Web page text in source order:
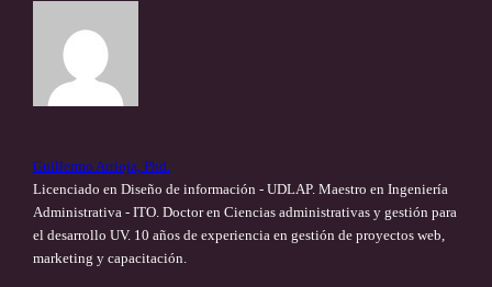
Guillermo Arrioja, Phd.
Licenciado en Diseño de información - UDLAP. Maestro en Ingeniería
Administrativa - ITO. Doctor en Ciencias administrativas y gestión para
el desarrollo UV. 10 años de experiencia en gestión de proyectos web,
marketing y capacitación.